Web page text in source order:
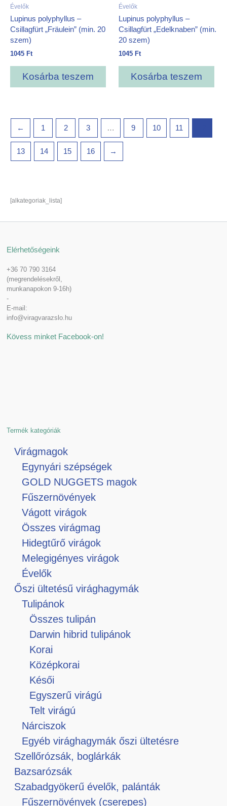
Évelők
Lupinus polyphyllus –
Csillagfürt „Fräulein” (min. 20
szem)
1045 Ft
Kosárba teszem
Évelők
Lupinus polyphyllus –
Csillagfürt „Edelknaben” (min.
20 szem)
1045 Ft
Kosárba teszem
← 1 2 3 … 9 10 11
13 14 15 16 →
[alkategoriak_lista]
Elérhetőségeink
+36 70 790 3164
(megrendelésekről,
munkanapokon 9-16h)
-
E-mail:
info@viragvarazslo.hu
Kövess minket Facebook-on!
Termék kategóriák
Virágmagok
Egynyári szépségek
GOLD NUGGETS magok
Fűszernövények
Vágott virágok
Összes virágmag
Hidegtűrő virágok
Melegigényes virágok
Évelők
Őszi ültetésű virághagymák
Tulipánok
Összes tulipán
Darwin hibrid tulipánok
Korai
Középkorai
Késői
Egyszerű virágú
Telt virágú
Nárciszok
Egyéb virághagymák őszi ültetésre
Szellőrózsák, boglárkák
Bazsarózsák
Szabadgyökerű évelők, palánták
Fűszernövények (cserepes)